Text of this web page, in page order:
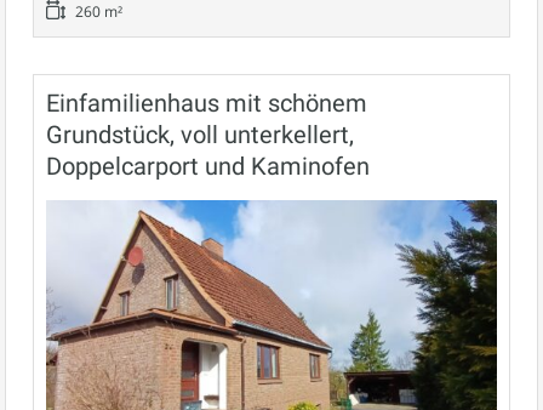
260 m²
Einfamilienhaus mit schönem
Grundstück, voll unterkellert,
Doppelcarport und Kaminofen